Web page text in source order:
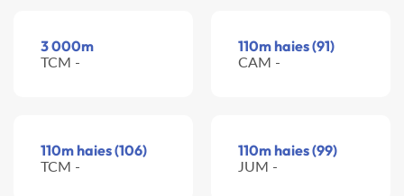
3 000m
TCM -
110m haies (91)
CAM -
110m haies (106)
TCM -
110m haies (99)
JUM -